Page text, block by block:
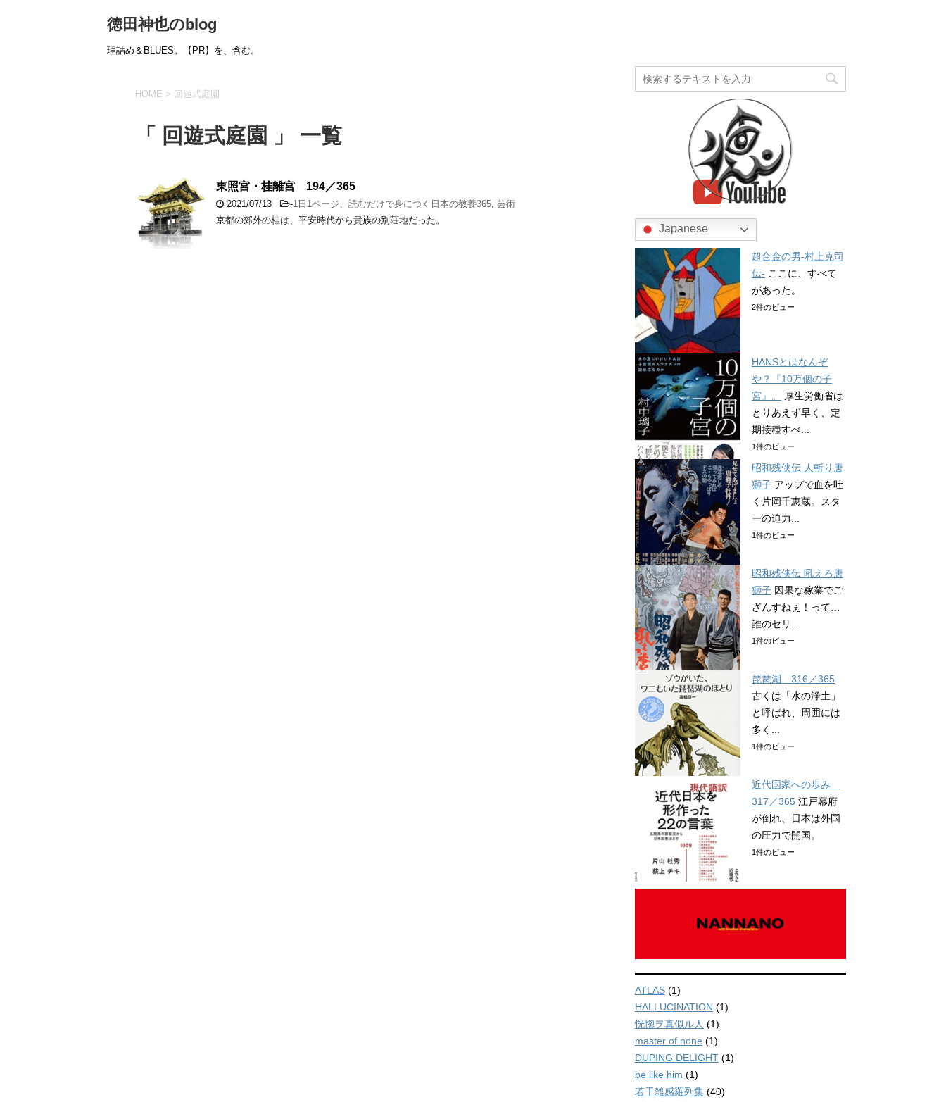
徳田神也のblog
理詰め＆BLUES。【PR】を、含む。
HOME > 回遊式庭園
「 回遊式庭園 」 一覧
東照宮・桂離宮 194／365
2021/07/13 -1日1ページ、読むだけで身につく日本の教養365, 芸術
京都の郊外の桂は、平安時代から貴族の別荘地だった。
Japanese
超合金の男-村上克司
伝- ここに、すべて
があった。
2件のビュー
HANSとはなんぞ
や？『10万個の子
宮』。
厚生労働省は
とりあえず早く、定
期接種すべ...
1件のビュー
昭和残侠伝 人斬り唐
獅子 アップで血を吐
く片岡千恵蔵。スタ
ーの迫力...
1件のビュー
昭和残侠伝 吼えろ唐
獅子 因果な稼業でご
ざんすねぇ！って…
誰のセリ...
1件のビュー
琵琶湖 316／365
古くは「水の浄土」
と呼ばれ、周囲には
多く...
1件のビュー
近代国家への歩み
317／365 江戸幕府
が倒れ、日本は外国
の圧力で開国。
1件のビュー
ATLAS (1)
HALLUCINATION (1)
恍惚ヲ真似ル人 (1)
master of none (1)
DUPING DELIGHT (1)
be like him (1)
若干雑感羅列集 (40)